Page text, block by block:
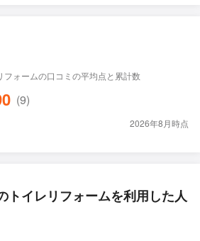
ォームの口コミの平均点と累計数
(9)
2026年8月時点
トイレリフォームを利用した人